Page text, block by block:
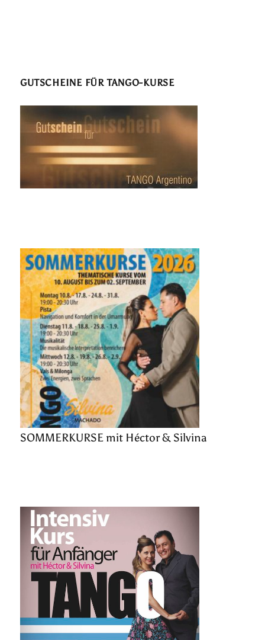
GUTSCHEINE FÜR TANGO-KURSE
SOMMERKURSE mit Héctor & Silvina